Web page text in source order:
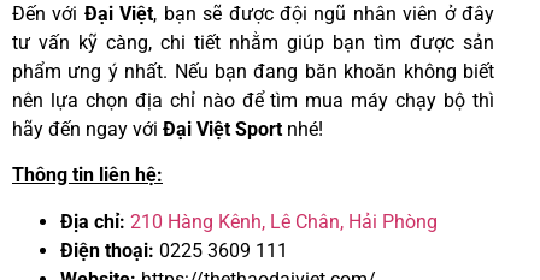
Đến với Đại Việt, bạn sẽ được đội ngũ nhân viên ở đây
tư vấn kỹ càng, chi tiết nhằm giúp bạn tìm được sản
phẩm ưng ý nhất. Nếu bạn đang băn khoăn không biết
nên lựa chọn địa chỉ nào để tìm mua máy chạy bộ thì
hãy đến ngay với Đại Việt Sport nhé!
Thông tin liên hệ:
Địa chỉ: 210 Hàng Kênh, Lê Chân, Hải Phòng
Điện thoại: 0225 3609 111